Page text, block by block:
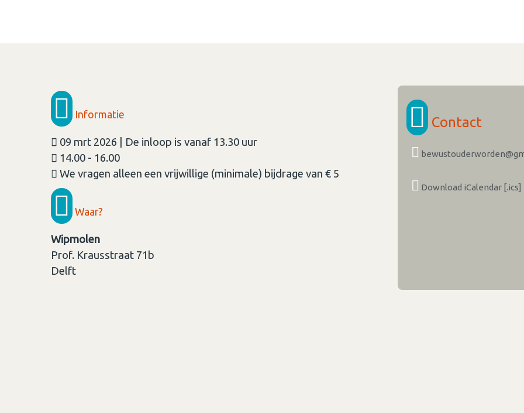
Informatie
09 mrt 2026 | De inloop is vanaf 13.30 uur
14.00 - 16.00
We vragen alleen een vrijwillige (minimale) bijdrage van € 5
Waar?
Wipmolen
Prof. Krausstraat 71b
Delft
Contact
Download iCalendar [.ics]